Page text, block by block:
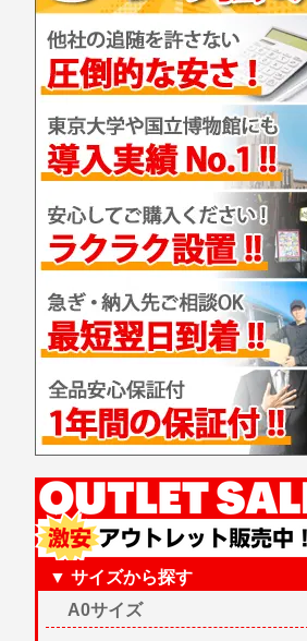
▼ サイズから探す
A0サイズ